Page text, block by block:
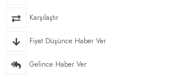
Karşılaştır
Fiyat Düşünce Haber Ver
Gelince Haber Ver